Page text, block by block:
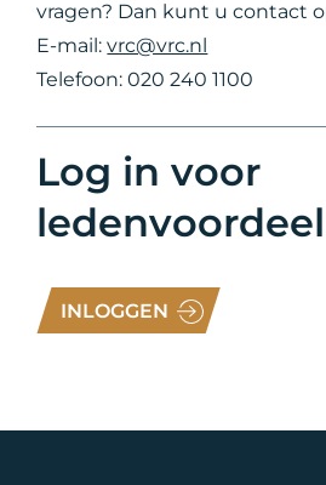
vragen? Dan kunt u contact
E-mail:vrc@vrc.nl
Telefoon: 020 240 1100
Log in voor
ledenvoordeel
INLOGGEN